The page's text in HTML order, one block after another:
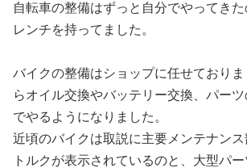
自転車の整備はずっと自分でやってき
レンチを持ってました。
バイクの整備はショップに任せており
らオイル交換やバッテリー交換、パー
でやるようになりました。
近頃のバイクは取説に主要メンテナン
トルクが表示されているのと、大型パ